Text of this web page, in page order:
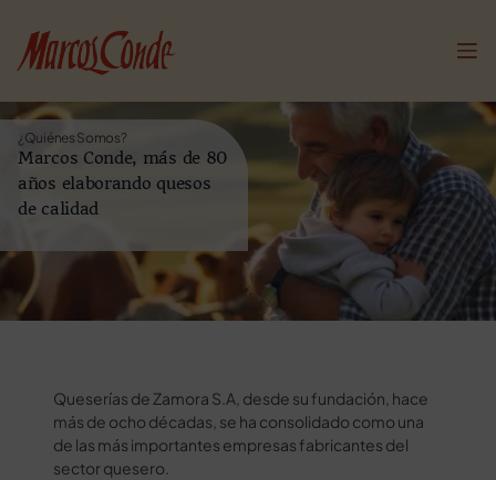
¿Quiénes Somos?
Marcos Conde, más de 80
años elaborando quesos
de calidad
Queserías de Zamora S.A, desde su fundación, hace
más de ocho décadas, se ha consolidado como una
de las más importantes empresas fabricantes del
sector quesero.